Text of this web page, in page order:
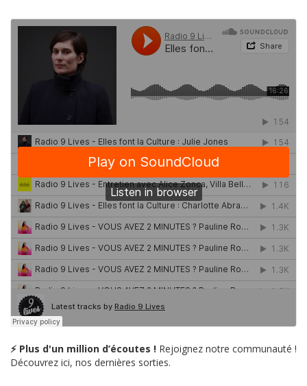
⚡ Plus d'un million d’écoutes ! Rejoignez notre communauté !
Découvrez ici, nos dernières sorties.